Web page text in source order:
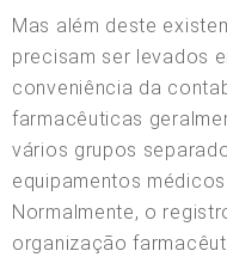
Mas além deste
precisam ser levados
conveniência da
farmacêuticas
vários grupos
equipamentos
Normalmente, o
organização